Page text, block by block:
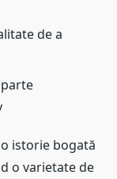
de a
istorie bogată
o varietate de